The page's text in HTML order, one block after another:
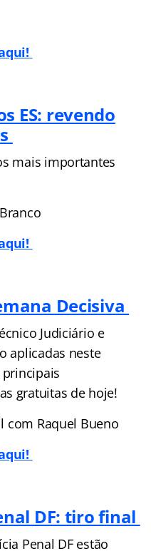
ES: revendo
mais importantes
Decisiva
Judiciário e
aplicadas neste
principais
gratuitas de hoje!
com Raquel Bueno
DF: tiro final
Penal DF estão